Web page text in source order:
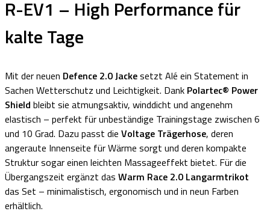
R-EV1 – High Performance für
kalte Tage
Mit der neuen Defence 2.0 Jackesetzt Alé ein Statement in
Sachen Wetterschutz und Leichtigkeit. Dank Polartec® Power
Shield bleibt sie atmungsaktiv, winddicht und angenehm
elastisch – perfekt für unbeständige Trainingstage zwischen 6
und 10 Grad. Dazu passt die Voltage Trägerhose, deren
angeraute Innenseite für Wärme sorgt und deren kompakte
Struktur sogar einen leichten Massageeffekt bietet. Für die
Übergangszeit ergänzt das Warm Race 2.0 Langarmtrikot
das Set – minimalistisch, ergonomisch und in neun Farben
erhältlich.